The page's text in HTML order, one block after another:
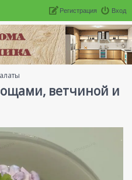
Вход
Регистрация
ветчиной и